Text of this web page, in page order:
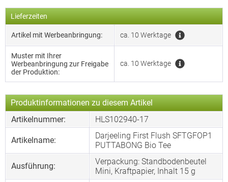
Lieferzeiten
Artikel mit Werbeanbringung: ca. 10 Werktage
Muster mit Ihrer
Werbeanbringung zur Freigabe
der Produktion:
ca. 10 Werktage
Produktinformationen zu diesem Artikel
Artikelnummer:
HLS102940-17
Artikelname:
Darjeeling First Flush SFTGFOP1
PUTTABONG Bio Tee
Ausführung:
Verpackung: Standbodenbeutel
Mini, Kraftpapier, Inhalt 15 g